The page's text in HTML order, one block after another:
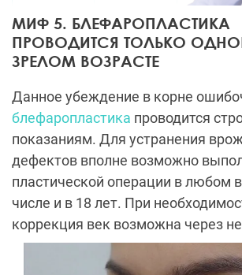
МИФ 5. БЛЕФАРОПЛАСТИКА
ПРОВОДИТСЯ ТОЛЬКО
ЗРЕЛОМ ВОЗРАСТЕ
Данное убеждение в корне
блефаропластика проводится
показаниям. Для устранения
дефектов вполне возможно
пластической операции в любом
числе и в 18 лет. При
коррекция век возможна через